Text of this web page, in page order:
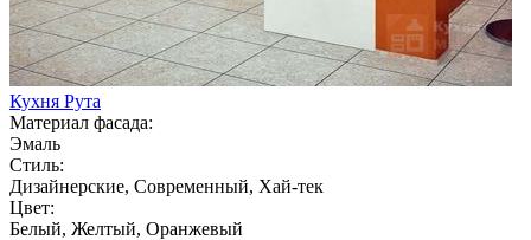
Кухня Рута
Материал фасада:
Эмаль
Стиль:
Дизайнерские, Современный, Хай-тек
Цвет:
Белый, Желтый, Оранжевый